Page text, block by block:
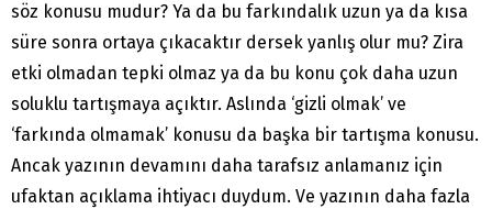
söz konusu mudur? Ya da bu farkındalık uzun ya da kısa
süre sonra ortaya çıkacaktır dersek yanlış olur mu? Zira
etki olmadan tepki olmaz ya da bu konu çok daha uzun
soluklu tartışmaya açıktır. Aslında ‘gizli olmak’ ve
‘farkında olmamak’ konusu da başka bir tartışma konusu.
Ancak yazının devamını daha tarafsız anlamanız için
ufaktan açıklama ihtiyacı duydum. Ve yazının daha fazla